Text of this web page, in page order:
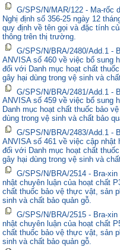
G/SPS/N/MAR/122 - Ma-rốc
Nghị định số 356-25 ngày 12
quy định về tên gọi và đặc tính
thông trên thị trường.
G/SPS/N/BRA/2480/Add.1 -
ANVISA số 460 về việc bổ sung
đối với Danh mục hoạt chất
gây hại dùng trong vệ sinh và
G/SPS/N/BRA/2481/Add.1 -
ANVISA số 459 về việc bổ sung
Danh mục hoạt chất thuốc bảo
dùng trong vệ sinh và chất bảo
G/SPS/N/BRA/2483/Add.1 -
ANVISA số 461 về việc cập nhật
đối với Danh mục hoạt chất
gây hại dùng trong vệ sinh và
G/SPS/N/BRA/2514 - Bra-
nhật chuyên luận của hoạt chất
chất thuốc bảo vệ thực vật, sản
sinh và chất bảo quản gỗ.
G/SPS/N/BRA/2515 - Bra-
nhật chuyên luận của hoạt chất
chất thuốc bảo vệ thực vật, sản
sinh và chất bảo quản gỗ.